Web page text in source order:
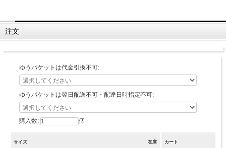
注文
ゆうパケットは代金引換不可:
ゆうパケットは翌日配送不可・配達日時指定不可:
購入数: 個
サイズ 在庫 カート